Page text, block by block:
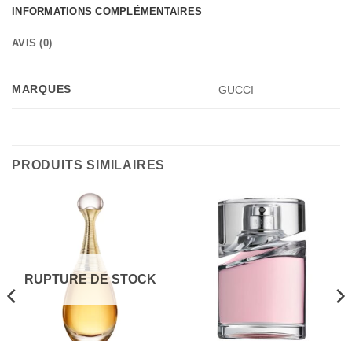
INFORMATIONS COMPLÉMENTAIRES
AVIS (0)
MARQUES GUCCI
PRODUITS SIMILAIRES
RUPTURE DE STOCK